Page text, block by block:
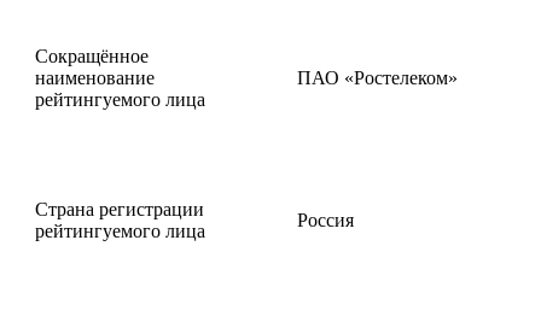
Сокращённое
наименование
рейтингуемого лица
ПАО «Ростелеком»
Страна регистрации
рейтингуемого лица
Россия